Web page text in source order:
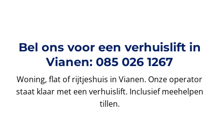
Bel ons voor een verhuislift in
Vianen: 085 026 1267
Woning, flat of rijtjeshuis in Vianen. Onze operator
staat klaar met een verhuislift. Inclusief meehelpen
tillen.